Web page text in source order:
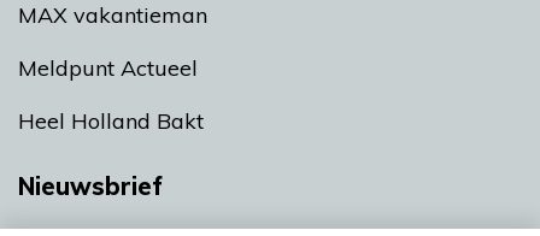
MAX vakantieman
Meldpunt Actueel
Heel Holland Bakt
Nieuwsbrief